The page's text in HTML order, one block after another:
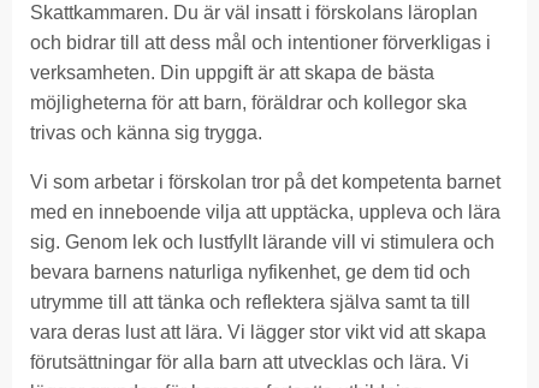
Skattkammaren. Du är väl insatt i förskolans läroplan
och bidrar till att dess mål och intentioner förverkligas i
verksamheten. Din uppgift är att skapa de bästa
möjligheterna för att barn, föräldrar och kollegor ska
trivas och känna sig trygga.
Vi som arbetar i förskolan tror på det kompetenta barnet
med en inneboende vilja att upptäcka, uppleva och lära
sig. Genom lek och lustfyllt lärande vill vi stimulera och
bevara barnens naturliga nyfikenhet, ge dem tid och
utrymme till att tänka och reflektera själva samt ta till
vara deras lust att lära. Vi lägger stor vikt vid att skapa
förutsättningar för alla barn att utvecklas och lära. Vi